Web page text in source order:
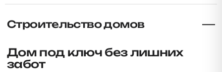
Строительство домов
Дом под ключ без лишних
забот